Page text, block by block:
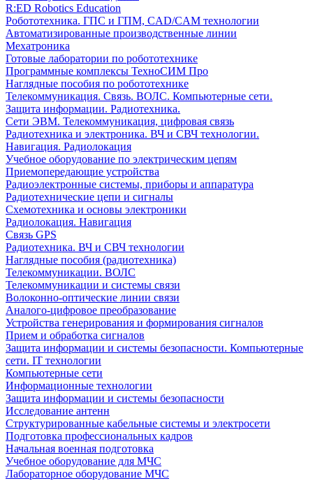
R:ED Robotics Education
Робототехника. ГПС и ГПМ, CAD/CAM технологии
Автоматизированные производственные линии
Мехатроника
Готовые лаборатории по робототехнике
Программные комплексы ТехноСИМ Про
Наглядные пособия по робототехнике
Телекоммуникация. Связь. ВОЛС. Компьютерные сети.
Защита информации. Радиотехника.
Сети ЭВМ. Телекоммуникация, цифровая связь
Радиотехника и электроника. ВЧ и СВЧ технологии.
Навигация. Радиолокация
Учебное оборудование по электрическим цепям
Приемопередающие устройства
Радиоэлектронные системы, приборы и аппаратура
Радиотехнические цепи и сигналы
Схемотехника и основы электроники
Радиолокация. Навигация
Связь GPS
Радиотехника. ВЧ и СВЧ технологии
Наглядные пособия (радиотехника)
Телекоммуникации. ВОЛС
Телекоммуникации и системы связи
Волоконно-оптические линии связи
Аналого-цифровое преобразование
Устройства генерирования и формирования сигналов
Прием и обработка сигналов
Защита информации и системы безопасности. Компьютерные
сети. IT технологии
Компьютерные сети
Информационные технологии
Защита информации и системы безопасности
Исследование антенн
Структурированные кабельные системы и электросети
Подготовка профессиональных кадров
Начальная военная подготовка
Учебное оборудование для МЧС
Лабораторное оборудование МЧС